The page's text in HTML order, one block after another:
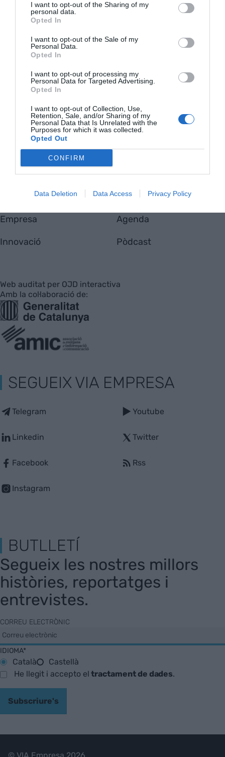
I want to opt-out of the Sharing of my
personal data.
Opted In
I want to opt-out of the Sale of my
Personal Data.
Opted In
I want to opt-out of processing my
Personal Data for Targeted Advertising.
Opted In
I want to opt-out of Collection, Use,
Retention, Sale, and/or Sharing of my
Personal Data that Is Unrelated with the
Purposes for which it was collected.
Opted Out
CONFIRM
Data Deletion Data Access Privacy Policy
Empresa
Contacta'ns
Totmedia
EnpresaBIDEA
Última Hora
Economia
Empresa
Innovació
Opinió
Afterwork
Agenda
Pòdcast
Web auditat per OJD interactiva
Amb la col·laboració de:
SEGUEIX VIA EMPRESA
Telegram
Linkedin
Facebook
Instagram
Youtube
Twitter
Rss
BUTLLETÍ
Segueix les nostres millors
històries, reportatges i
entrevistes.
CORREU ELECTRÒNIC
IDIOMA*
Català
Castellà
He llegit i accepto eltractament de dades.
Subscriure's